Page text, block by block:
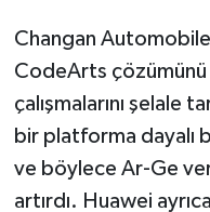
Changan
CodeArts çözümünü
çalışmalarını şelale
bir platforma dayalı
ve böylece Ar-Ge
artırdı. Huawei